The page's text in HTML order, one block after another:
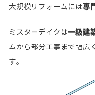
大規模リフォームには専
ミスターデイクは一級建
ムから部分工事まで幅広
す。